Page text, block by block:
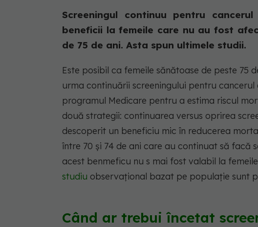
Screeningul continuu pentru
beneficii la femeile care nu au fost
de 75 de ani. Asta spun ultimele studii.
Este posibil ca femeile sănătoase de peste 75
urma continuării screeningului pentru
programul Medicare pentru a estima riscul
două strategii: continuarea versus oprirea
descoperit un beneficiu mic în reducerea
între 70 și 74 de ani care au continuat să facă
acest benmeficu nu s mai fost valabil la
studiu observațional bazat pe populație sunt
Când ar trebui încetat